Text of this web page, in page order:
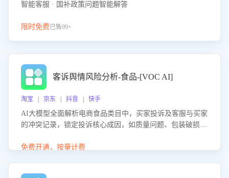
智能客服 · 国补政策问题智能解答
限时免费已售99+
客诉舆情风险分析-食品-[VOC AI]
淘宝 | 京东 | 抖音 | 快手
AI大模型全面解析电商食品类目中，买家投诉及客服与买家
的冲突记录，锁定投诉核心成因，如质量问题、包装破损
置差评防控，提升客户满意度。
免费开通，按量计费